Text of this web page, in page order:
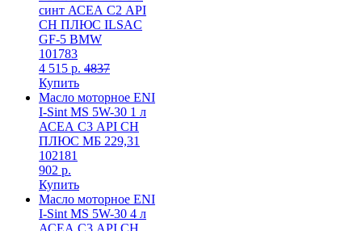
синт АСЕА С2 API
СН ПЛЮС ILSAC
GF-5 BMW
101783
4 515 р. 4837
Купить
Масло моторное ENI
I-Sint MS 5W-30 1 л
АСЕА С3 API СН
ПЛЮС МБ 229,31
102181
902 р.
Купить
Масло моторное ENI
I-Sint MS 5W-30 4 л
АСЕА С3 API СН